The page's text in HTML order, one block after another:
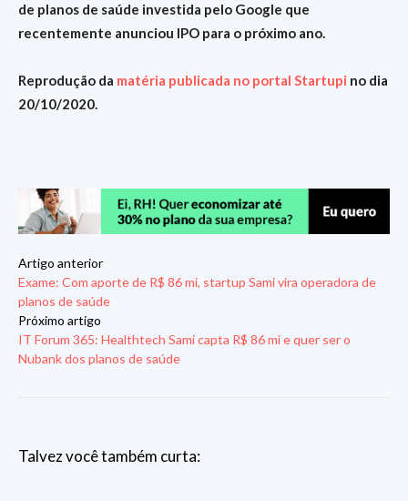
de planos de saúde investida pelo Google que
recentemente anunciou IPO para o próximo ano.
Reprodução da matéria publicada no portal Startupi no dia
20/10/2020.
Artigo anterior
Exame: Com aporte de R$ 86 mi, startup Sami vira operadora de
planos de saúde
Próximo artigo
IT Forum 365: Healthtech Sami capta R$ 86 mi e quer ser o
Nubank dos planos de saúde
Talvez você também curta: